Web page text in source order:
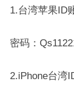
1.台湾苹果ID
密码：
2.iPhone台湾